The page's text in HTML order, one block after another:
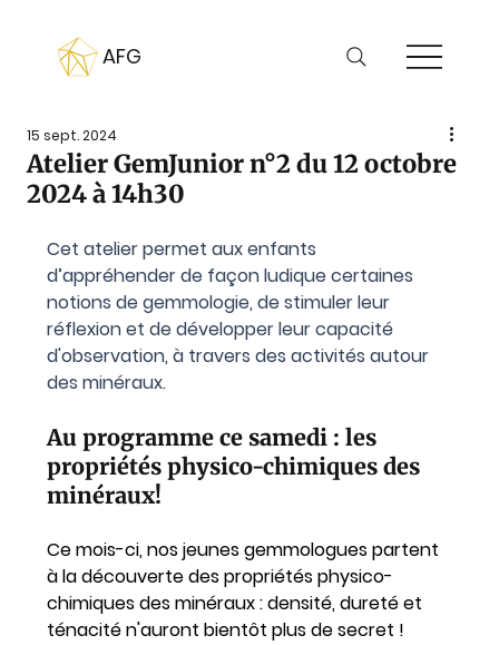
AFG
Atelier GemJunior n°2 du 12 octobre
2024 à 14h30
15 sept. 2024
Cet atelier permet aux enfants
d’appréhender de façon ludique certaines
notions de gemmologie, de stimuler leur
réflexion et de développer leur capacité
d'observation, à travers des activités autour
des minéraux.
Au programme ce samedi : les
propriétés physico-chimiques des
minéraux!
Ce mois-ci, nos jeunes gemmologues partent
à la découverte des propriétés physico-
chimiques des minéraux : densité, dureté et
ténacité n'auront bientôt plus de secret !